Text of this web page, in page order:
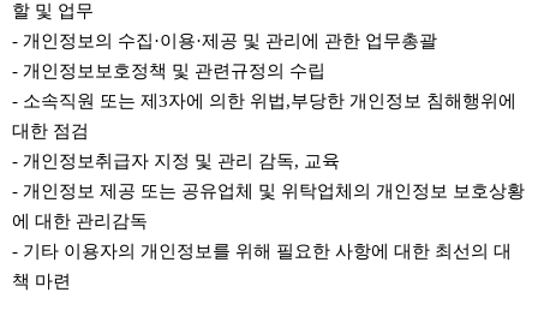
할 및 업무
- 개인정보의 수집·이용·제공 및 관리에 관한 업무총괄
- 개인정보보호정책 및 관련규정의 수립
- 소속직원 또는 제3자에 의한 위법,부당한 개인정보 침해행위에
대한 점검
- 개인정보취급자 지정 및 관리 감독, 교육
- 개인정보 제공 또는 공유업체 및 위탁업체의 개인정보 보호상황
에 대한 관리감독
- 기타 이용자의 개인정보를 위해 필요한 사항에 대한 최선의 대
책 마련